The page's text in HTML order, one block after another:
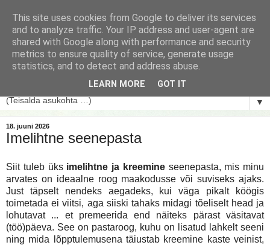
▼
18. juuni 2026
Imelihtne seenepasta
Siit tuleb üks imelihtne ja kreemineseenepasta, mis minu
arvates on ideaalne roog maakodusse või suviseks ajaks.
Just täpselt nendeks aegadeks, kui väga pikalt köögis
toimetada ei viitsi, aga siiski tahaks midagi tõeliselt head ja
lohutavat ... et premeerida end näiteks pärast väsitavat
(töö)päeva. See on pastaroog, kuhu on lisatud lahkelt seeni
ning mida lõpptulemusena täiustab kreemine kaste veinist,
This site uses cookies from Google to deliver its services
and to analyze traffic. Your IP address and user-agent are
shared with Google along with performance and security
metrics to ensure quality of service, generate usage
statistics, and to detect and address abuse.
LEARN MORE GOT IT